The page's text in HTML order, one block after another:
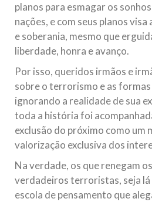
planos para esmagar os
nações, e com seus planos visa
e soberania, mesmo que
liberdade, honra e avanço.
Por isso, queridos irmãos e
sobre o terrorismo e as
ignorando a realidade de sua
toda a história foi
exclusão do próximo como um
valorização exclusiva dos
Na verdade, os que renegam
verdadeiros terroristas, seja
escola de pensamento que